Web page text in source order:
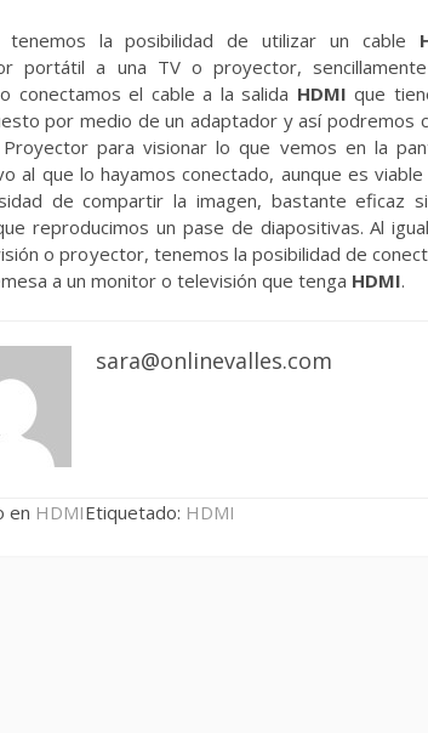
tenemos la posibilidad de utilizar un cable
portátil a una TV o proyector,
conectamos el cable a la salida HDMIque
por medio de un adaptador y así podremos
para visionar lo que vemos en la
al que lo hayamos conectado, aunque es
de compartir la imagen, bastante eficaz
reproducimos un pase de diapositivas. Al
o proyector, tenemos la posibilidad de
a un monitor o televisión que tenga HDMI.
sara@onlinevalles.com
en HDMIEtiquetado: HDMI